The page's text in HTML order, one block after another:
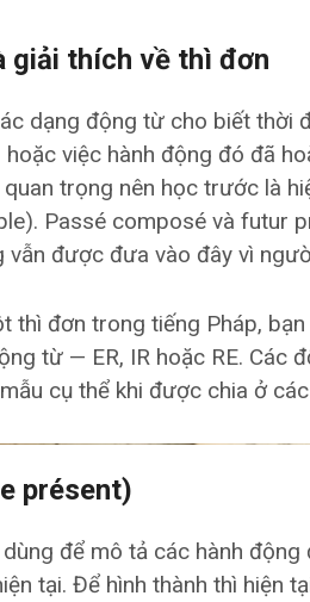
giải thích về thì đơn
dạng động từ cho biết thời
việc hành động đó đã
trọng nên học trước là
Passé composé và futur
vẫn được đưa vào đây vì
thì đơn trong tiếng Pháp,
từ — ER, IR hoặc RE. Các
cụ thể khi được chia ở
présent)
để mô tả các hành động
tại. Để hình thành thì hiện